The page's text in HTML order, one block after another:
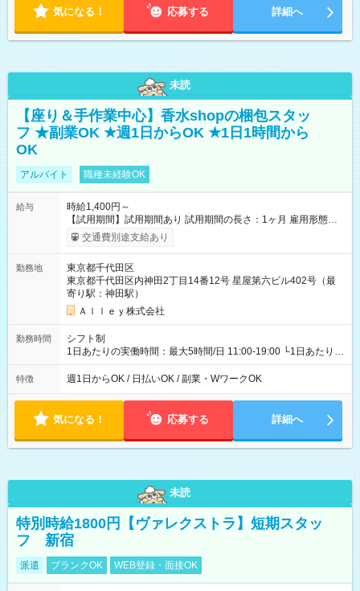
気になる！ 応募する 詳細へ
未読
【座り＆手作業中心】香水shopの梱包スタッ
フ ★副業OK ★週1日からOK ★1日1時間から
OK
アルバイト 職種未経験OK
給与
時給1,400円～
【試用期間】試用期間あり 試用期間の長さ：1ヶ月 雇用形態、
給与は本採用時と同じです。
交通費別途支給あり
勤務地
東京都千代田区
東京都千代田区内神田2丁目14番12号 星屋第六ビル402号（最
寄り駅：神田駅）
Ａｌｌｅｙ株式会社
勤務時間
シフト制
1日あたりの実働時間：最大5時間/日 11:00-19:00 └1日あたりの
実働時間：1-5時間 └上記の時間帯内であれば、いつでも勤務可
能！ └平日・土曜日の中で、お好きな曜日でご勤務いただけま
18:00 などのように、自由な働き方が可能なお仕事です！
特徴 週1日からOK / 日払いOK / 副業・WワークOK
気になる！ 応募する 詳細へ
未読
特別時給1800円【ヴァレクストラ】短期スタッ
フ 新宿
派遣 ブランクOK WEB登録・面接OK